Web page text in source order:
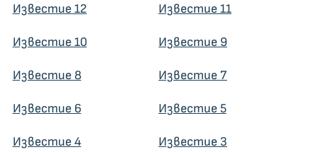
Известие 12 Известие 11
Известие 10 Известие 9
Известие 8 Известие 7
Известие 6 Известие 5
Известие 4 Известие 3